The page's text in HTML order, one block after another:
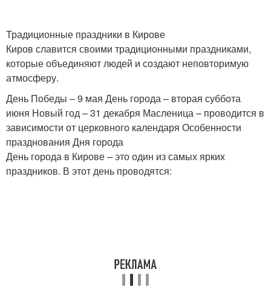
Традиционные праздники в Кирове
Киров славится своими традиционными праздниками,
которые объединяют людей и создают неповторимую
атмосферу.
День Победы – 9 мая День города – вторая суббота
июня Новый год – 31 декабря Масленица – проводится в
зависимости от церковного календаря Особенности
празднования Дня города
День города в Кирове – это один из самых ярких
праздников. В этот день проводятся: